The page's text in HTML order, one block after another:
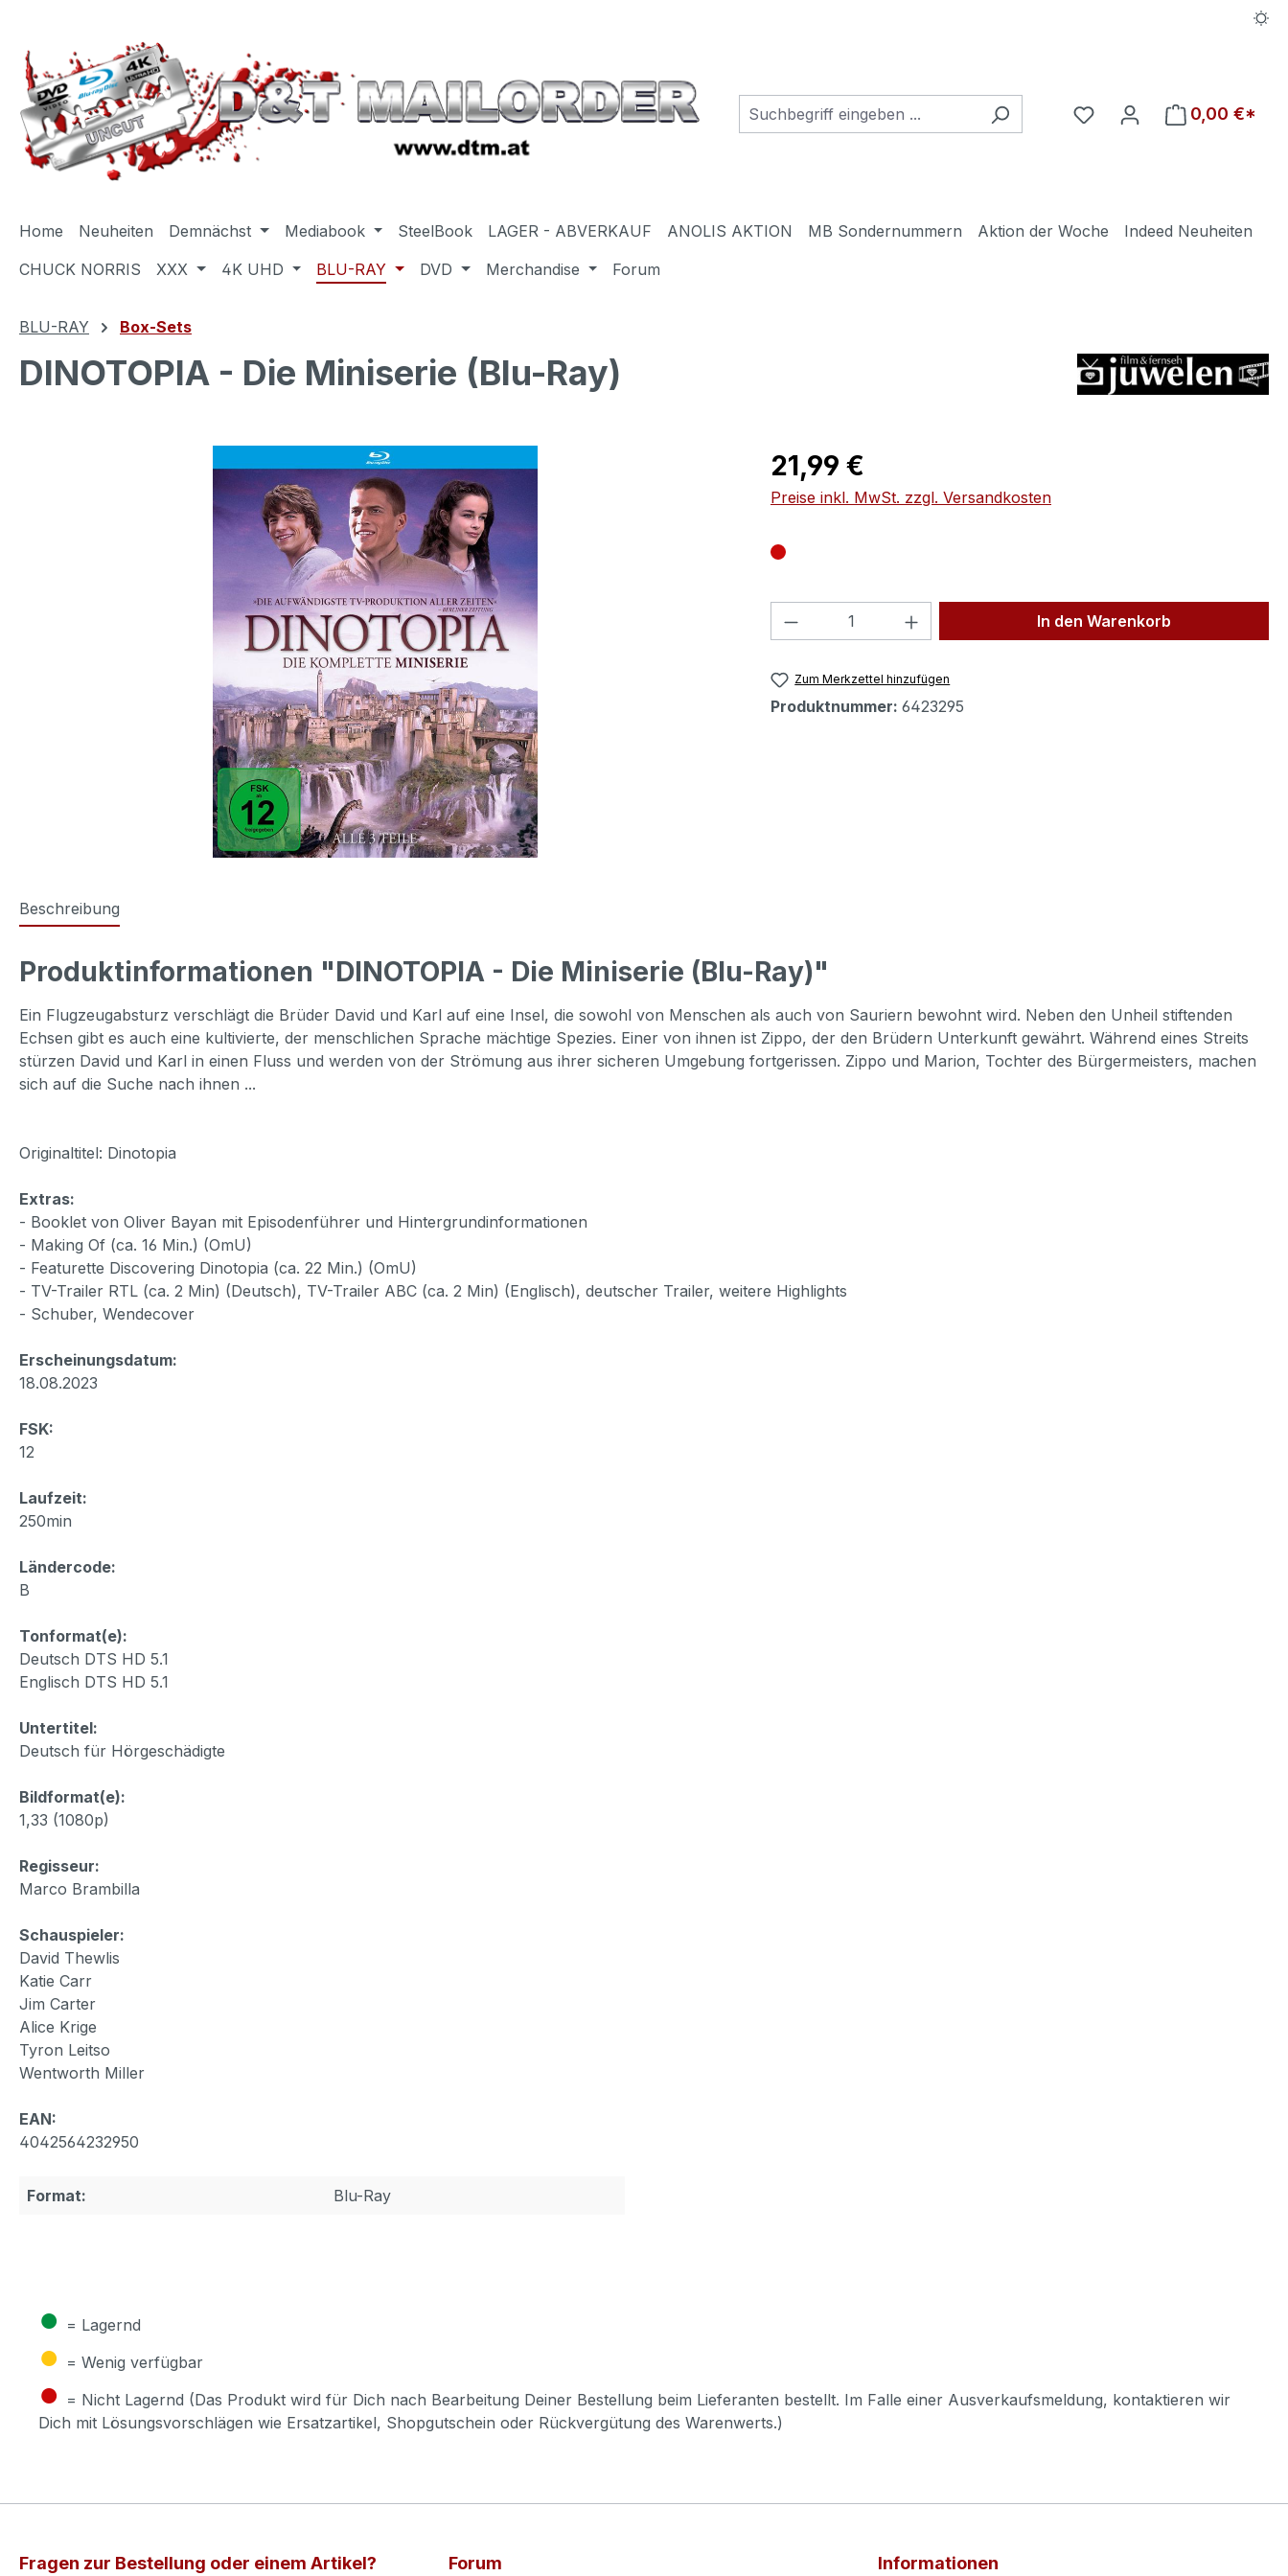
Du hast 0 Produkte auf
0,00 €*
Home Neuheiten Demnächst Mediabook SteelBook LAGER - ABVERKAUF ANOLIS AKTION MB Sondernummern Aktion der Woche
Indeed Neuheiten
CHUCK NORRIS
XXX 4K UHD BLU-RAY DVD Merchandise Forum
BLU-RAY Box-Sets
DINOTOPIA - Die Miniserie (Blu-Ray)
Regulärer Preis:
21,99 €
Preise inkl. MwSt. zzgl. Versandkosten
Produkt Anzahl: Gib den gewünschten Wert
In den Warenkorb
Zum Merkzettel hinzufügen
Produktnummer: 6423295
Beschreibung
Produktinformationen "DINOTOPIA - Die Miniserie (Blu-Ray)"
Ein Flugzeugabsturz verschlägt die Brüder David und Karl auf eine Insel, die sowohl von Menschen als auch von Sauriern bewohnt wird. Neben den Unheil stiftenden
Echsen gibt es auch eine kultivierte, der menschlichen Sprache mächtige Spezies. Einer von ihnen ist Zippo, der den Brüdern Unterkunft gewährt. Während eines Streits
stürzen David und Karl in einen Fluss und werden von der Strömung aus ihrer sicheren Umgebung fortgerissen. Zippo und Marion, Tochter des Bürgermeisters, machen
sich auf die Suche nach ihnen ...
Originaltitel: Dinotopia
Extras:
- Booklet von Oliver Bayan mit Episodenführer und Hintergrundinformationen
- Making Of (ca. 16 Min.) (OmU)
- Featurette Discovering Dinotopia (ca. 22 Min.) (OmU)
- TV-Trailer RTL (ca. 2 Min) (Deutsch), TV-Trailer ABC (ca. 2 Min) (Englisch), deutscher Trailer, weitere Highlights
- Schuber, Wendecover
Erscheinungsdatum:
18.08.2023
FSK:
12
Laufzeit:
250min
Ländercode:
B
Tonformat(e):
Deutsch DTS HD 5.1
Englisch DTS HD 5.1
Untertitel:
Deutsch für Hörgeschädigte
Bildformat(e):
1,33 (1080p)
Regisseur:
Marco Brambilla
Schauspieler:
David Thewlis
Katie Carr
Jim Carter
Alice Krige
Tyron Leitso
Wentworth Miller
EAN:
4042564232950
Format: Blu-Ray
● = Lagernd
● = Wenig verfügbar
● = Nicht Lagernd (Das Produkt wird für Dich nach Bearbeitung Deiner Bestellung beim Lieferanten bestellt. Im Falle einer Ausverkaufsmeldung, kontaktieren wir
Dich mit Lösungsvorschlägen wie Ersatzartikel, Shopgutschein oder Rückvergütung des Warenwerts.)
Fragen zur Bestellung oder einem Artikel? Forum Informationen